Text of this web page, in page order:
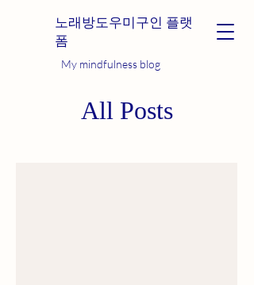
노래방도우미구인 플랫
폼
My mindfulness blog
All Posts